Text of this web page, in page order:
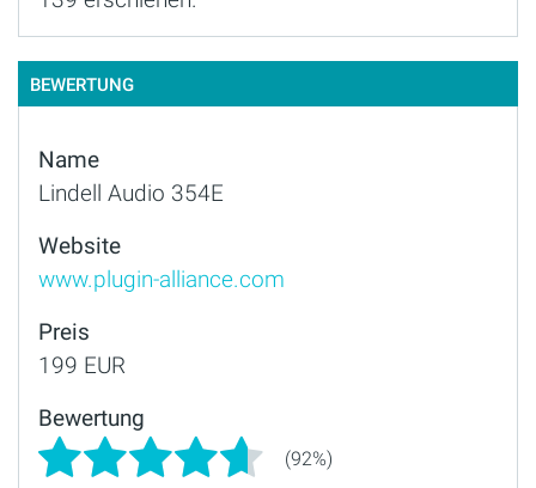
BEWERTUNG
Name
Lindell Audio 354E
Website
www.plugin-alliance.com
Preis
199 EUR
Bewertung
(92%)